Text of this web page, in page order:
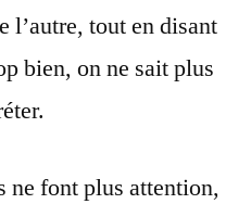
l’autre, tout en disant
bien, on ne sait plus
ne font plus attention,